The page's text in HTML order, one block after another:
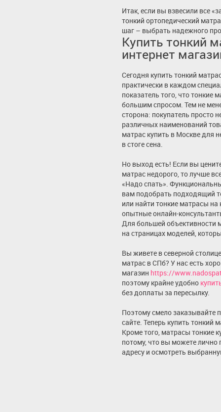
Итак, если вы взвесили все
тонкий ортопедический
шаг – выбрать надежного
Купить тонкий
интернет
Сегодня купить тонкий
практически в каждом
показатель того, что тонкие
большим спросом. Тем не
сторона: покупатель просто
различных наименований
матрас купить в Москве для
в стоге сена.
Но выход есть! Если вы
матрас недорого, то лучше
«Надо спать».
вам подобрать подходящий
или найти тонкие матрасы
опытные онлайн-
Для большей объективности
на страницах моделей,
Вы живете в северной
матрас в СПб? У нас есть
магазин https://
поэтому крайне удобно
без доплаты за пересылку.
Поэтому смело заказывайте
сайте. Теперь купить тонкий
Кроме того, матрасы тонкие
потому, что вы можете
адресу и осмотреть